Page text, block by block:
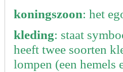
koningszoon: het
kleding: staat
heeft twee soorten
lompen (een hemels